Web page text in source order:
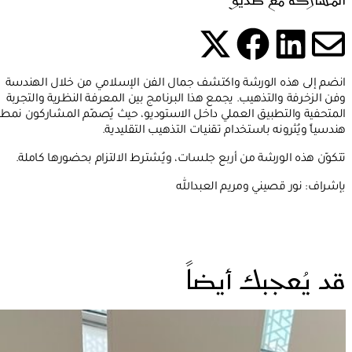
شارك هذه الصفحة
شارك هذه الصفحة
شارك هذه
شارك هذه
انضم إلى هذه الورشة واكتشف جمال الفن الإسلامي من خلال الهندسة
وفن الزخرفة والتذهيب. يجمع هذا البرنامج بين المعرفة النظرية والتجربة
المتحفية والتطبيق العملي داخل الاستوديو، حيث يُصمّم المشاركون
هندسياً ويُثرونه باستخدام تقنيات التذهيب التقليدية.
تتكوّن هذه الورشة من أربع جلسات، ويُشترط الالتزام بحضورها كاملة.
بإشراف: نور قصيني ومريم العبدالله
قد يُعجبك أيضاً